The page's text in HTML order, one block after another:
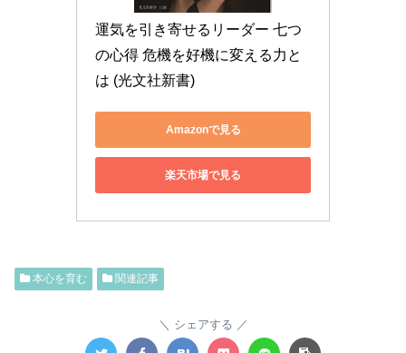
運気を引き寄せるリーダー 七つ
の心得 危機を好機に変える力と
は (光文社新書)
Amazonで見る
楽天市場で見る
本心を育む 関連記事
シェアする